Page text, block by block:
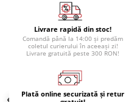
Motoare si variatoare
Motoare
Variatoare turatie motoare
Surse de alimentare
Alimentatoare AC-DC
Livrare rapidă din stoc!
Comandă până la 14:00 și predăm
coletul curierului în aceeași zi!
Livrare gratuită peste 300 RON!
Plată online securizată și retur